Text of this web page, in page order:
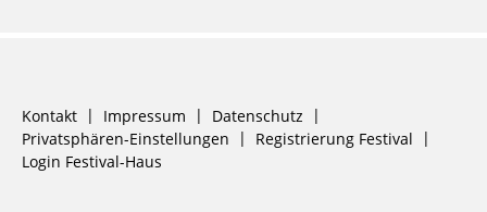
Navigation
überspringen
Kontakt Impressum
Datenschutz
Privatsphären-Einstellungen
Registrierung Festival
Login Festival-Haus